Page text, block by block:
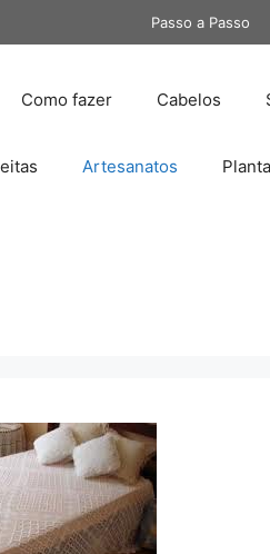
Passo a Passo
Como fazer Cabelos
Artesanatos